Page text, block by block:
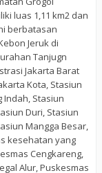
luas 1,11 km2 dan
berbatasan
Jeruk di
Tanjugn
Jakarta Barat
Kota, Stasiun
Indah, Stasiun
Duri, Stasiun
Mangga Besar,
kesehatan yang
Cengkareng,
Alur, Puskesmas